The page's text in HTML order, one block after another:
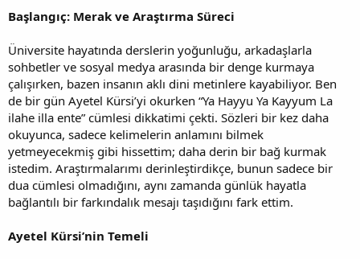
a
i
i
Başlangıç: Merak ve Araştırma Süreci
Üniversite hayatında derslerin yoğunluğu, arkadaşlarla
sohbetler ve sosyal medya arasında bir denge kurmaya
çalışırken, bazen insanın aklı dini metinlere kayabiliyor. Ben
de bir gün Ayetel Kürsi’yi okurken “Ya Hayyu Ya Kayyum La
ilahe illa ente” cümlesi dikkatimi çekti. Sözleri bir kez daha
okuyunca, sadece kelimelerin anlamını bilmek
yetmeyecekmiş gibi hissettim; daha derin bir bağ kurmak
istedim. Araştırmalarımı derinleştirdikçe, bunun sadece bir
dua cümlesi olmadığını, aynı zamanda günlük hayatla
bağlantılı bir farkındalık mesajı taşıdığını fark ettim.
Ayetel Kürsi’nin Temeli